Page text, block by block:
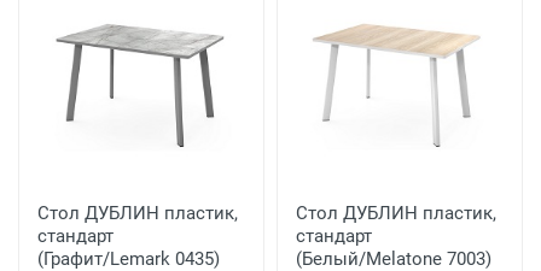
Мстихино, Воскресенское) - до подъезда
Доставка по Калуге на сумму более 60 000
руб. -
Бесплатно
Доставка г. Обнинск 1450 рублей (до
Доставка до терминала ТК* на сумму более
80 000 руб. -Бесплатно
Стол ДУБЛИН пластик,
стандарт
(Графит/Lemark 0435)
Стол ДУБЛИН пластик,
стандарт
(Белый/Melatone 7003)